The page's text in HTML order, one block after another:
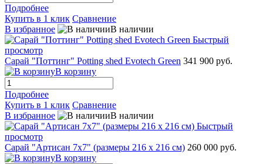
Подробнее
Купить в 1 клик Сравнение
В избранное
В наличии
Быстрый
просмотр
Сарай "Поттинг" Potting shed Evotech Green 341 900 руб.
В корзину
Подробнее
Купить в 1 клик Сравнение
В избранное
В наличии
Быстрый
просмотр
Сарай "Артисан 7х7" (размеры 216 х 216 см) 260 000 руб.
В корзину